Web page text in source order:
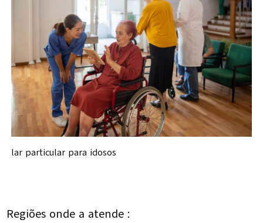
lar particular para idosos
Regiões onde a atende :